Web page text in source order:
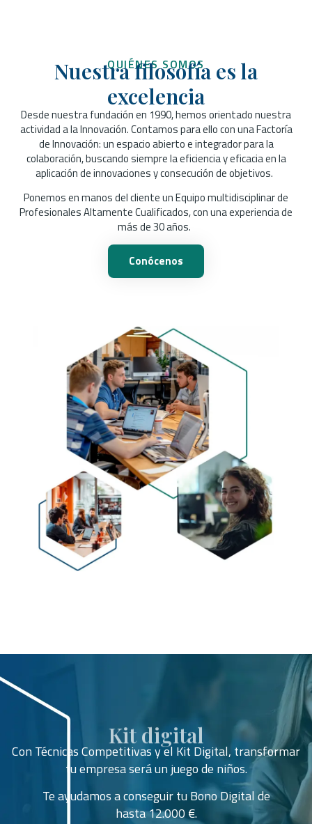
QUIÉNES SOMOS
Nuestra filosofía es la
excelencia
Desde nuestra fundación en 1990, hemos orientado nuestra
actividad a la Innovación. Contamos para ello con una Factoría
de Innovación: un espacio abierto e integrador para la
colaboración, buscando siempre la eficiencia y eficacia en la
aplicación de innovaciones y consecución de objetivos.
Ponemos en manos del cliente un Equipo multidisciplinar de
Profesionales Altamente Cualificados, con una experiencia de
más de 30 años.
Conócenos
Kit digital
Con Técnicas Competitivas y el Kit Digital, transformar
tu empresa será un juego de niños.
Te ayudamos a conseguir tu Bono Digital de
hasta 12.000 €.